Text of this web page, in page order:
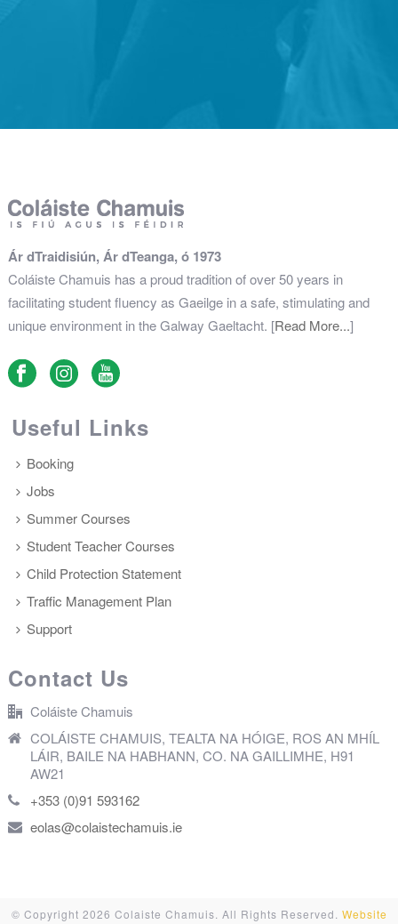
Ár dTraidisiún, Ár dTeanga, ó 1973
Coláiste Chamuis has a proud tradition of over 50 years in
facilitating student fluency as Gaeilge in a safe, stimulating and
unique environment in the Galway Gaeltacht. [Read More...]
Useful Links
Booking
Jobs
Summer Courses
Student Teacher Courses
Child Protection Statement
Traffic Management Plan
Support
Contact Us
Coláiste Chamuis
COLÁISTE CHAMUIS, TEALTA NA HÓIGE, ROS AN MHÍL
LÁIR, BAILE NA HABHANN, CO. NA GAILLIMHE, H91
AW21
+353 (0)91 593162
eolas@colaistechamuis.ie
© Copyright 2026 Colaiste Chamuis. All Rights Reserved. Website